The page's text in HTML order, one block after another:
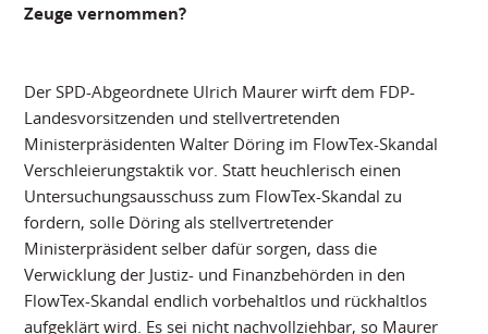
Zeuge vernommen?
Der SPD-Abgeordnete Ulrich Maurer wirft dem FDP-
Landesvorsitzenden und stellvertretenden
Ministerpräsidenten Walter Döring im FlowTex-Skandal
Verschleierungstaktik vor. Statt heuchlerisch einen
Untersuchungsausschuss zum FlowTex-Skandal zu
fordern, solle Döring als stellvertretender
Ministerpräsident selber dafür sorgen, dass die
Verwicklung der Justiz- und Finanzbehörden in den
FlowTex-Skandal endlich vorbehaltlos und rückhaltlos
aufgeklärt wird. Es sei nicht nachvollziehbar, so Maurer